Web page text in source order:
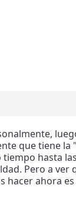
que tiene
hasta
Pero a ver
ahora